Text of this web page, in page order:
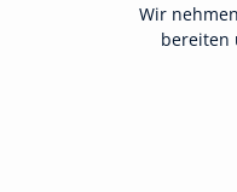
Wir
bereiten